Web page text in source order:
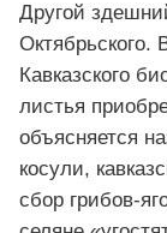
Другой
Октябрьского.
Кавказского
листья
объясняется
косули,
сбор грибов-